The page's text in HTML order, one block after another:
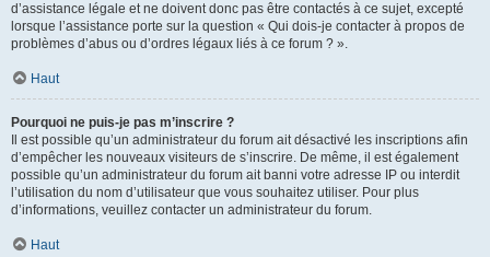
d’assistance légale et ne doivent donc pas être contactés à ce sujet, excepté
lorsque l’assistance porte sur la question « Qui dois-je contacter à propos de
problèmes d’abus ou d’ordres légaux liés à ce forum ? ».
Haut
Pourquoi ne puis-je pas m’inscrire ?
Il est possible qu’un administrateur du forum ait désactivé les inscriptions afin
d’empêcher les nouveaux visiteurs de s’inscrire. De même, il est également
possible qu’un administrateur du forum ait banni votre adresse IP ou interdit
l’utilisation du nom d’utilisateur que vous souhaitez utiliser. Pour plus
d’informations, veuillez contacter un administrateur du forum.
Haut